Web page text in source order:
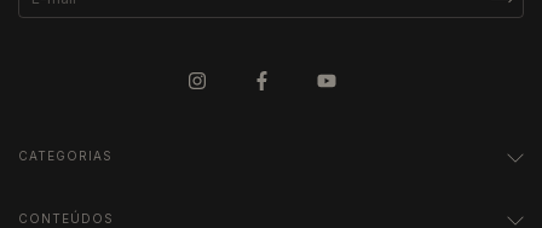
CATEGORIAS
CONTEÚDOS